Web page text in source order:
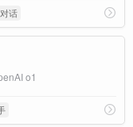
话
o1